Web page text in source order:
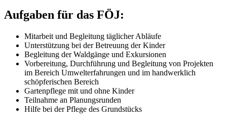
Aufgaben für das FÖJ:
Mitarbeit und Begleitung täglicher Abläufe
Unterstützung bei der Betreuung der Kinder
Begleitung der Waldgänge und Exkursionen
Vorbereitung, Durchführung und Begleitung von Projekten
im Bereich Umwelterfahrungen und im handwerklich
schöpferischen Bereich
Gartenpflege mit und ohne Kinder
Teilnahme an Planungsrunden
Hilfe bei der Pflege des Grundstücks